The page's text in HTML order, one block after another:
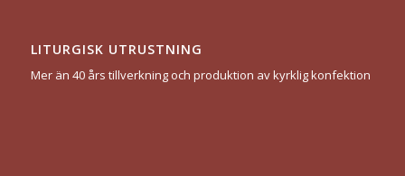
LITURGISK UTRUSTNING
Mer än 40 års tillverkning och produktion av kyrklig konfektion